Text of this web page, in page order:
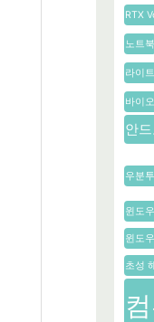
RTX
노트북
라이
바이
안
우분
윈도
윈도
초성